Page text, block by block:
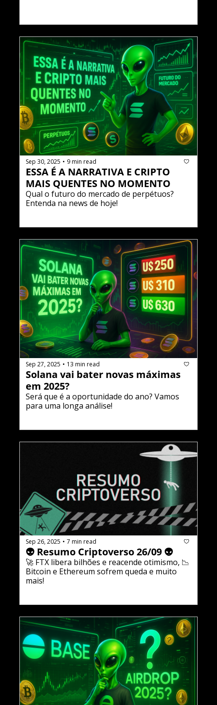
Sep 30, 2025 • 9 min read
ESSA É A NARRATIVA E CRIPTO
MAIS QUENTES NO MOMENTO
Qual o futuro do mercado de perpétuos?
Entenda na news de hoje!
Sep 27, 2025 • 13 min read
Solana vai bater novas máximas
em 2025?
Será que é a oportunidade do ano? Vamos
para uma longa análise!
Sep 26, 2025 • 7 min read
👽 Resumo Criptoverso 26/09 👽
🚀 FTX libera bilhões e reacende otimismo, 📉
Bitcoin e Ethereum sofrem queda e muito
mais!